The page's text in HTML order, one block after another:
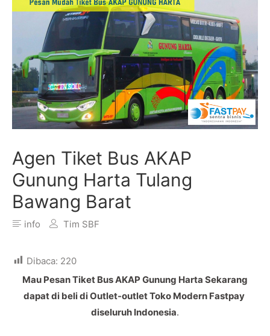
Agen Tiket Bus AKAP
Gunung Harta Tulang
Bawang Barat
info Tim SBF
Dibaca: 220
Mau Pesan Tiket Bus AKAP Gunung Harta Sekarang
dapat di beli di Outlet-outlet Toko Modern Fastpay
diseluruh Indonesia.